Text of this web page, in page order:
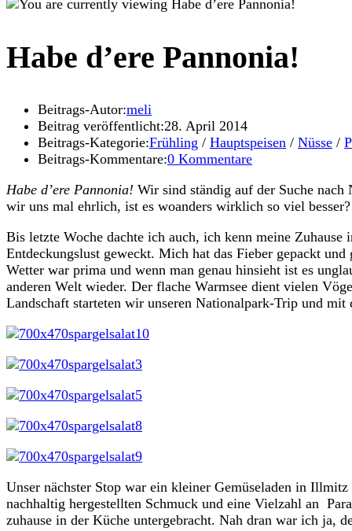
Habe d’ere Pannonia!
Beitrags-Autor:meli
Beitrag veröffentlicht:28. April 2014
Beitrags-Kategorie:Frühling / Hauptspeisen / Nüsse /
Beitrags-Kommentare:0 Kommentare
Habe d’ere Pannonia! Wir sind ständig auf der Suche
wir uns mal ehrlich, ist es woanders wirklich so viel
Bis letzte Woche dachte ich auch, ich kenn meine
Entdeckungslust geweckt. Mich hat das Fieber gepackt
Wetter war prima und wenn man genau hinsieht ist es
anderen Welt wieder. Der flache Warmsee dient vielen
Landschaft starteten wir unseren Nationalpark-Trip und
Unser nächster Stop war ein kleiner Gemüseladen in
nachhaltig hergestellten Schmuck und eine Vielzahl an
zuhause in der Küche untergebracht. Nah dran war ich ja,